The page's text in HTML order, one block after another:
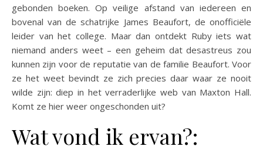
gebonden boeken. Op veilige afstand van iedereen en
bovenal van de schatrijke James Beaufort, de onofficiële
leider van het college. Maar dan ontdekt Ruby iets wat
niemand anders weet – een geheim dat desastreus zou
kunnen zijn voor de reputatie van de familie Beaufort. Voor
ze het weet bevindt ze zich precies daar waar ze nooit
wilde zijn: diep in het verraderlijke web van Maxton Hall.
Komt ze hier weer ongeschonden uit?
Wat vond ik ervan?: